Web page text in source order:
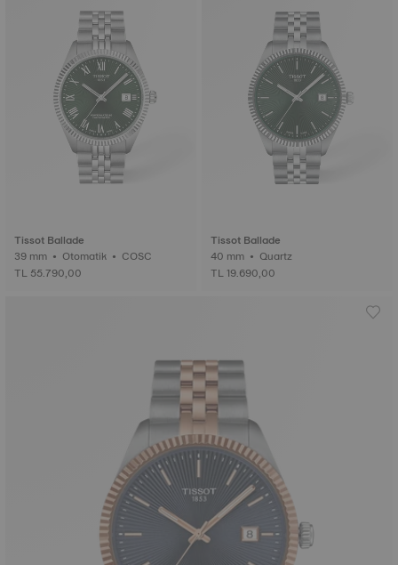
Tissot Ballade
39 mm • Otomatik • COSC
TL 55.790,00
Tissot Ballade
40 mm • Quartz
TL 19.690,00